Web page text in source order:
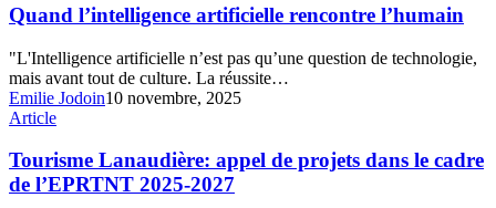
artificielle
rencontre
l’humain
Quand l’intelligence artificielle rencontre l’humain
"L'Intelligence artificielle n’est pas qu’une question de technologie,
mais avant tout de culture. La réussite…
Emilie Jodoin10 novembre, 2025
Tourisme
appel
de
projets
Article
Tourisme Lanaudière: appel de projets dans le cadre
de l’EPRTNT 2025-2027